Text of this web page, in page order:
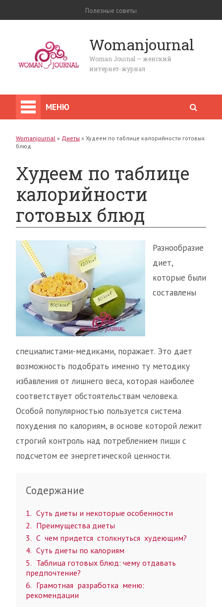
Полезные советы
Womanjournal
Woman Journal — женский
интернет-журнал
МЕНЮ
Womanjournal » Диеты » Худеем по таблице калорийности готовых
блюд
Худеем по таблице
калорийности
готовых блюд
Разнообразие
диет,
которые были
составлены
специалистами-медиками, поражает. Это дает
возможность подобрать именно ту методику
избавления от лишнего веса, которая наиболее
соответствует обстоятельствам человека.
Особой популярностью пользуется система
похудения по калориям, в основе которой лежит
строгий контроль над потреблением пищи с
подсчетом ее энергетической ценности.
Содержание
1
Суть диеты и некоторые особенности
2
Преимущества диеты
3
С чем придется столкнуться худеющим?
4 Суть диеты по калориям
5
Таблица готовых блюд: чему отдавать
предпочтение?
6
Грамотная разработка меню:
рекомендации